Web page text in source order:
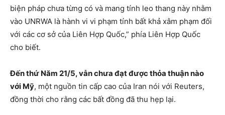
biện pháp chưa từng có và mang tính leo thang này nhằm
vào UNRWA là hành vi vi phạm tính bất khả xâm phạm đối
với các cơ sở của Liên Hợp Quốc,” phía Liên Hợp Quốc
cho biết.
Đến thứ Năm 21/5, vẫn chưa đạt được thỏa thuận nào
với Mỹ, một nguồn tin cấp cao của Iran nói với Reuters,
đồng thời cho rằng các bất đồng đã thu hẹp lại.